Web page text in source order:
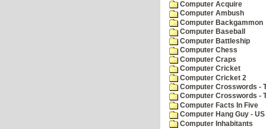
Computer Acquire
Computer Ambush
Computer Backgammon
Computer Baseball
Computer Battleship
Computer Chess
Computer Craps
Computer Cricket
Computer Cricket 2
Computer Crosswords -
Computer Crosswords -
Computer Facts In Five
Computer Hang Guy -
Computer Inhabitants